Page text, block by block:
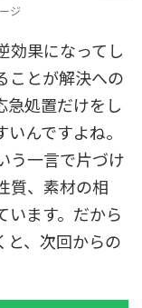
ジ
効果になってし
ことが解決への
急処置だけをし
んですよね。
う一言で片づけ
質、素材の相
います。だから
と、次回からの